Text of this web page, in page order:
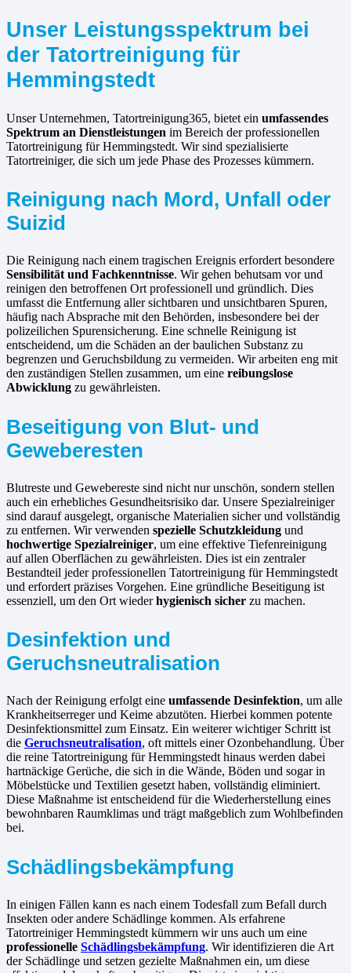
Unser Leistungsspektrum bei
der Tatortreinigung für
Hemmingstedt
Unser Unternehmen, Tatortreinigung365, bietet ein umfassendes
Spektrum an Dienstleistungen im Bereich der professionellen
Tatortreinigung für Hemmingstedt. Wir sind spezialisierte
Tatortreiniger, die sich um jede Phase des Prozesses kümmern.
Reinigung nach Mord, Unfall oder
Suizid
Die Reinigung nach einem tragischen Ereignis erfordert besondere
Sensibilität und Fachkenntnisse. Wir gehen behutsam vor und
reinigen den betroffenen Ort professionell und gründlich. Dies
umfasst die Entfernung aller sichtbaren und unsichtbaren Spuren,
häufig nach Absprache mit den Behörden, insbesondere bei der
polizeilichen Spurensicherung. Eine schnelle Reinigung ist
entscheidend, um die Schäden an der baulichen Substanz zu
begrenzen und Geruchsbildung zu vermeiden. Wir arbeiten eng mit
den zuständigen Stellen zusammen, um eine reibungslose
Abwicklung zu gewährleisten.
Beseitigung von Blut- und
Geweberesten
Blutreste und Gewebereste sind nicht nur unschön, sondern stellen
auch ein erhebliches Gesundheitsrisiko dar. Unsere Spezialreiniger
sind darauf ausgelegt, organische Materialien sicher und vollständig
zu entfernen. Wir verwenden spezielle Schutzkleidung und
hochwertige Spezialreiniger, um eine effektive Tiefenreinigung
auf allen Oberflächen zu gewährleisten. Dies ist ein zentraler
Bestandteil jeder professionellen Tatortreinigung für Hemmingstedt
und erfordert präzises Vorgehen. Eine gründliche Beseitigung ist
essenziell, um den Ort wiederhygienisch sicher zu machen.
Desinfektion und
Geruchsneutralisation
Nach der Reinigung erfolgt eine umfassende Desinfektion, um alle
Krankheitserreger und Keime abzutöten. Hierbei kommen potente
Desinfektionsmittel zum Einsatz. Ein weiterer wichtiger Schritt ist
die Geruchsneutralisation, oft mittels einer Ozonbehandlung. Über
die reine Tatortreinigung für Hemmingstedt hinaus werden dabei
hartnäckige Gerüche, die sich in die Wände, Böden und sogar in
Möbelstücke und Textilien gesetzt haben, vollständig eliminiert.
Diese Maßnahme ist entscheidend für die Wiederherstellung eines
bewohnbaren Raumklimas und trägt maßgeblich zum Wohlbefinden
bei.
Schädlingsbekämpfung
In einigen Fällen kann es nach einem Todesfall zum Befall durch
Insekten oder andere Schädlinge kommen. Als erfahrene
Tatortreiniger Hemmingstedt kümmern wir uns auch um eine
professionelle Schädlingsbekämpfung. Wir identifizieren die Art
der Schädlinge und setzen gezielte Maßnahmen ein, um diese